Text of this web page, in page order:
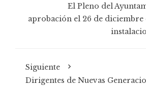
El Pleno del
aprobación el 26 de diciembre
Siguiente
Dirigentes de Nuevas